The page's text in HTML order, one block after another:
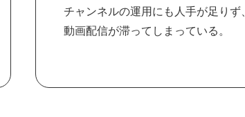
チャンネルの運用にも人手が足りず、
動画配信が滞ってしまっている。